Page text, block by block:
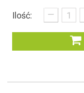
Ilość:
_